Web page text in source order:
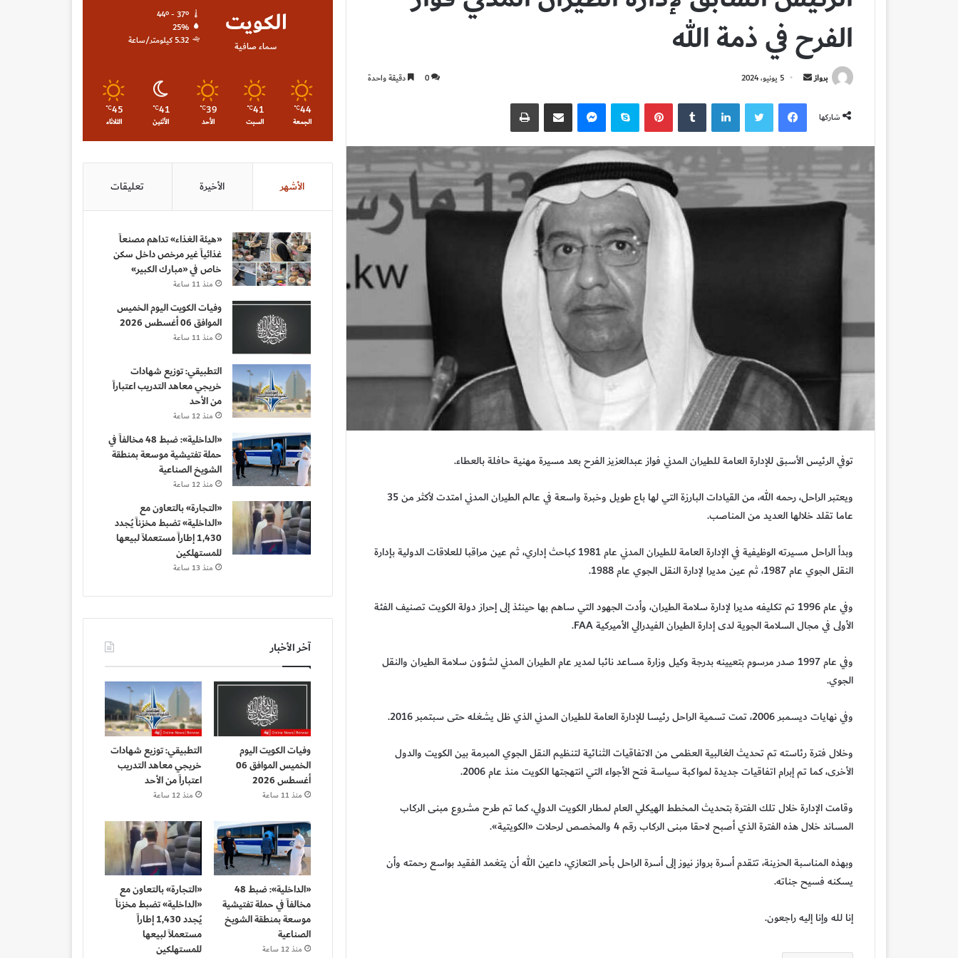
الفرح في ذمة الله
برواز
أرسل
إلكترونيا
5 يونيو، 2024 0 دقيقة واحدة
شاركها
فيسبوكتويتر لينكدإن ‏Tumblr بينتيريستسكايب ماسنجر مشاركة عبر البريد طباعة
توفي الرئيس الأسبق للإدارة العامة للطيران المدني فواز عبدالعزيز الفرح بعد مسيرة مهنية حافلة بالعطاء.
ويعتبر الراحل، رحمه الله، من القيادات البارزة التي لها باع طويل وخبرة واسعة في عالم الطيران المدني امتدت لأكثر من 35
عاما تقلد خلالها العديد من المناصب.
وبدأ الراحل مسيرته الوظيفية في الإدارة العامة للطيران المدني عام 1981 كباحث إداري، ثم عين مراقبا للعلاقات الدولية بإدارة
النقل الجوي عام 1987، ثم عين مديرا لإدارة النقل الجوي عام 1988.
وفي عام 1996 تم تكليفه مديرا لإدارة سلامة الطيران، وأدت الجهود التي ساهم بها حينئذ إلى إحراز دولة الكويت تصنيف الفئة
الأولى في مجال السلامة الجوية لدى إدارة الطيران الفيدرالي الأميركية FAA.
وفي عام 1997 صدر مرسوم بتعيينه بدرجة وكيل وزارة مساعد نائبا لمدير عام الطيران المدني لشؤون سلامة الطيران والنقل
الجوي.
وفي نهايات ديسمبر 2006، تمت تسمية الراحل رئيسا للإدارة العامة للطيران المدني الذي ظل يشغله حتى سبتمبر 2016.
وخلال فترة رئاسته تم تحديث الغالبية العظمى من الاتفاقيات الثنائية لتنظيم النقل الجوي المبرمة بين الكويت والدول
الأخرى، كما تم إبرام اتفاقيات جديدة لمواكبة سياسة فتح الأجواء التي انتهجتها الكويت منذ عام 2006.
وقامت الإدارة خلال تلك الفترة بتحديث المخطط الهيكلي العام لمطار الكويت الدولي، كما تم طرح مشروع مبنى الركاب
المساند خلال هذه الفترة الذي أصبح لاحقا مبنى الركاب رقم 4 والمخصص لرحلات «الكويتية».
وبهذه المناسبة الحزينة، تتقدم أسرة برواز نيوز إلى أسرة الراحل بأحر التعازي، داعين الله أن يتغمد الفقيد بواسع رحمته وأن
يسكنه فسيح جناته.
إنا لله وإنا إليه راجعون.
الكويت
سماء صافية
44º - 37º
25%
5.32 كيلومتر/ساعة
44
℃
الجمعة
41
℃
السبت
39
℃
الأحد
41
℃
الأثنين
45
℃
الثلاثاء
الأشهر الأخيرة تعليقات
«هيئة الغذاء» تداهم مصنعاً
غذائياً غير مرخص داخل سكن
خاص في «مبارك الكبير»
منذ 11 ساعة
وفيات الكويت اليوم الخميس
الموافق 06 أغسطس 2026
منذ 11 ساعة
التطبيقي: توزيع شهادات
خريجي معاهد التدريب اعتباراً
من الأحد
منذ 12 ساعة
«الداخلية»: ضبط 48 مخالفاً في
حملة تفتيشية موسعة بمنطقة
الشويخ الصناعية
منذ 12 ساعة
«التجارة» بالتعاون مع
«الداخلية» تضبط مخزناً يُجدد
1,430 إطاراً مستعملاً لبيعها
للمستهلكين
منذ 13 ساعة
آخر الأخبار
وفيات الكويت اليوم
الخميس الموافق 06
أغسطس 2026
منذ 11 ساعة
التطبيقي: توزيع شهادات
خريجي معاهد التدريب
اعتباراً من الأحد
منذ 12 ساعة
«الداخلية»: ضبط 48
مخالفاً في حملة تفتيشية
موسعة بمنطقة الشويخ
الصناعية
منذ 12 ساعة
«التجارة» بالتعاون مع
«الداخلية» تضبط مخزناً
يُجدد 1,430 إطاراً
مستعملاً لبيعها
للمستهلكين